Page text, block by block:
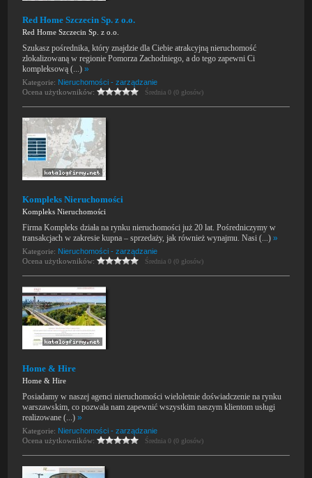
Red Home Szczecin Sp. z o.o.
Red Home Szczecin Sp. z o.o.
Szukasz pośrednika, który znajdzie dla Ciebie atrakcyjną nieruchomość
zlokalizowaną w regionie Pomorza Zachodniego, a do tego zapewni Ci
kompleksową (...)»
Kategorie: Nieruchomości - zarządzanie
Ocena użytkowników:
Średnia 0 (0 głosów)
Kompleks Nieruchomości
Kompleks Nieruchomości
Firma Kompleks działa na rynku nieruchomości już 20 lat. Pośredniczymy w
transakcjach w zakresie kupna – sprzedaży, jak również wynajmu. Nasi (...)»
Kategorie: Nieruchomości - zarządzanie
Ocena użytkowników:
Średnia 0 (0 głosów)
Home & Hire
Home & Hire
Posiadamy w naszej agenci nieruchomości wieloletnie doświadczenie na rynku
warszawskim, co pozwala nam zapewnić wszystkim naszym klientom usługi
realizowane (...)»
Kategorie: Nieruchomości - zarządzanie
Ocena użytkowników:
Średnia 0 (0 głosów)